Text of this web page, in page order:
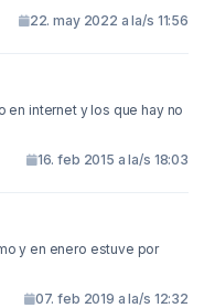
22. may 2022 a la/s 11:56
en internet y los que hay no
16. feb 2015 a la/s 18:03
y en enero estuve por
07. feb 2019 a la/s 12:32